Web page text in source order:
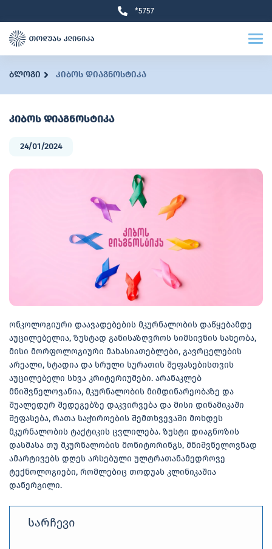
*5757
ბლოგი კიბოს დიაგნოსტიკა
კიბოს დიაგნოსტიკა
24/01/2024
ონკოლოგიური დაავადებების მკურნალობის დაწყებამდე
აუცილებელია, ზუსტად განისაზღვროს სიმსივნის სახეობა,
მისი მორფოლოგიური მახასიათებლები, გავრცელების
არეალი, სტადია და სრული სურათის შეფასებისთვის
აუცილებელი სხვა კრიტერიუმები. არანაკლებ
მნიშვნელოვანია, მკურნალობის მიმდინარეობაზე და
შუალედურ შედეგებზე დაკვირვება და მისი დინამიკაში
შეფასება, რათა საჭიროების შემთხვევაში მოხდეს
მკურნალობის ტაქტიკის ცვლილება. ზუსტი დიაგნოზის
დასმასა თუ მკურნალობის მონიტორინგს, მნიშვნელოვნად
ამარტივებს დღეს არსებული ულტრათანამედროვე
ტექნოლოგიები, რომლებიც თოდუას კლინიკაშია
დანერგილი.
სარჩევი